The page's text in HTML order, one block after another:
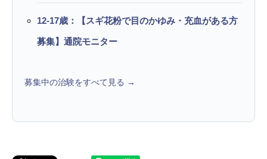
12-17歳：【スギ花粉で目のかゆみ・充血がある方
募集】通院モニター
募集中の治験をすべて見る →